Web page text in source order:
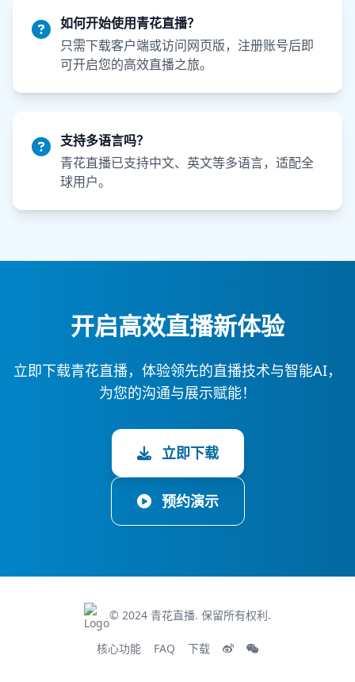
如何开始使用青花直播？
只需下载客户端或访问网页版，注册账号后即
可开启您的高效直播之旅。
支持多语言吗？
青花直播已支持中文、英文等多语言，适配全
球用户。
开启高效直播新体验
立即下载青花直播，体验领先的直播技术与智能AI，
为您的沟通与展示赋能！
立即下载
预约演示
© 2024 青花直播. 保留所有权利.
核心功能 FAQ 下载